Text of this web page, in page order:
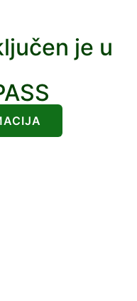
je u